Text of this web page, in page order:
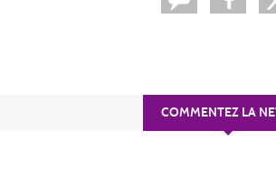
COMMENTEZ LA